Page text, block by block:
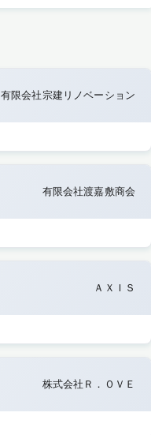
有限会社宗建リノベーション
有限会社渡嘉敷商会
ＡＸＩＳ
株式会社Ｒ．ＯＶＥ